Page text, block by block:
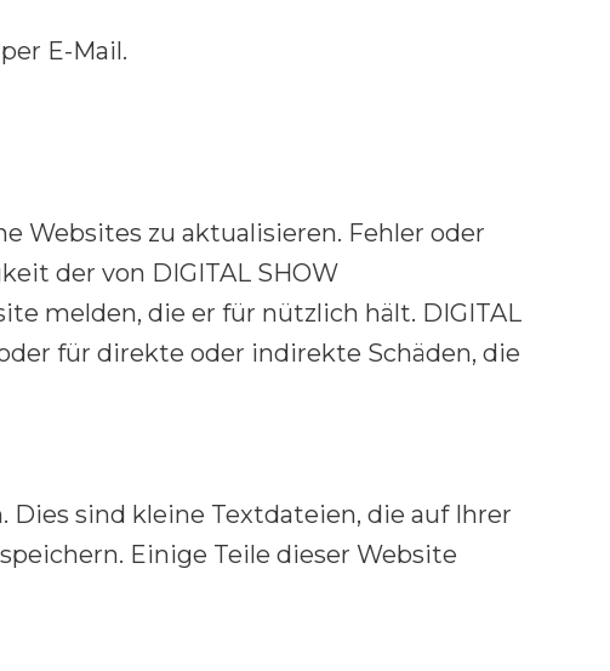
E-Mail.
Websites zu aktualisieren. Fehler oder
der von DIGITAL SHOW
melden, die er für nützlich hält. DIGITAL
für direkte oder indirekte Schäden, die
sind kleine Textdateien, die auf Ihrer
Einige Teile dieser Website